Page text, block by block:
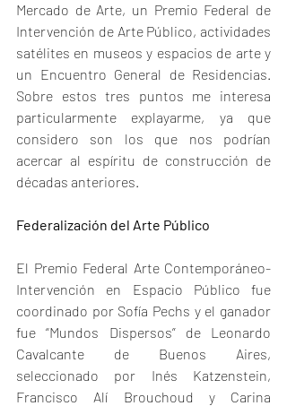
Mercado de Arte, un Premio Federal de
Intervención de Arte Público, actividades
satélites en museos y espacios de arte y
un Encuentro General de Residencias.
Sobre estos tres puntos me interesa
particularmente explayarme, ya que
considero son los que nos podrían
acercar al espíritu de construcción de
décadas anteriores.
Federalización del Arte Público
El Premio Federal Arte Contemporáneo-
Intervención en Espacio Público fue
coordinado por Sofía Pechs y el ganador
fue “Mundos Dispersos” de Leonardo
Cavalcante de Buenos Aires,
seleccionado por Inés Katzenstein,
Francisco Alí Brouchoud y Carina